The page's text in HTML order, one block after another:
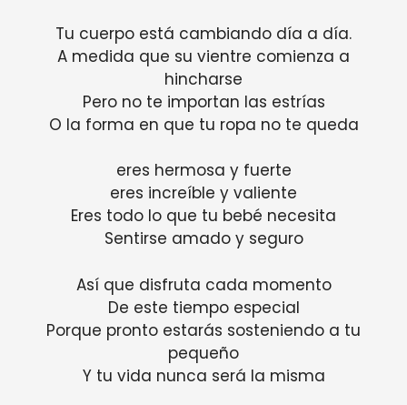
Tu cuerpo está cambiando día a día.
A medida que su vientre comienza a
hincharse
Pero no te importan las estrías
O la forma en que tu ropa no te queda
eres hermosa y fuerte
eres increíble y valiente
Eres todo lo que tu bebé necesita
Sentirse amado y seguro
Así que disfruta cada momento
De este tiempo especial
Porque pronto estarás sosteniendo a tu
pequeño
Y tu vida nunca será la misma